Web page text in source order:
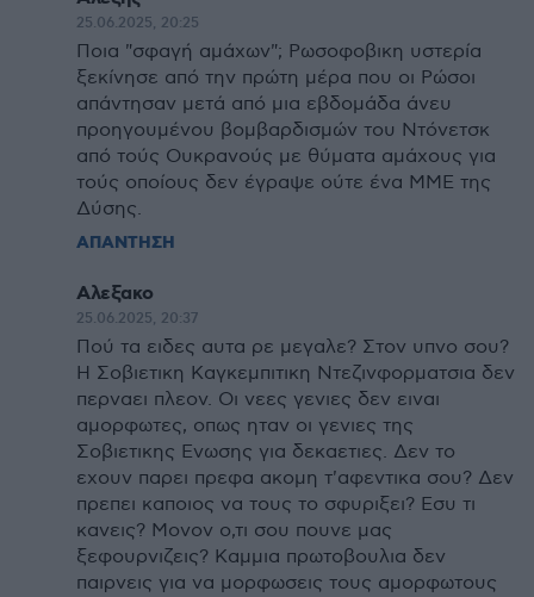
25.06.2025, 20:25
Ποια "σφαγή αμάχων"; Ρωσοφοβικη υστερία
ξεκίνησε από την πρώτη μέρα που οι Ρώσοι
απάντησαν μετά από μια εβδομάδα άνευ
προηγουμένου βομβαρδισμών του Ντόνετσκ
από τούς Ουκρανούς με θύματα αμάχους για
τούς οποίους δεν έγραψε ούτε ένα ΜΜΕ της
Δύσης.
ΑΠΑΝΤΗΣΗ
Αλεξακο
25.06.2025, 20:37
Πού τα ειδες αυτα ρε μεγαλε? Στον υπνο σου?
Η Σοβιετικη Καγκεμπιτικη Ντεζινφορματσια δεν
περναει πλεον. Οι νεες γενιες δεν ειναι
αμορφωτες, οπως ηταν οι γενιες της
Σοβιετικης Ενωσης για δεκαετιες. Δεν το
εχουν παρει πρεφα ακομη τ'αφεντικα σου? Δεν
πρεπει καποιος να τους το σφυριξει? Εσυ τι
κανεις? Μονον ο,τι σου πουνε μας
ξεφουρνιζεις? Καμμια πρωτοβουλια δεν
παιρνεις για να μορφωσεις τους αμορφωτους